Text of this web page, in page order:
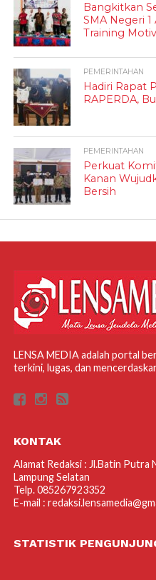
Bangkitkan
SMA Negeri
Training
PEMERINTAHAN
Hadiri Rapat
RAPERDA,
PEMERINTAHAN
Perkuat
Kanan
Bersih
LENSA MEDIA adalah portal
terkini, lugas, dan
KONTAK
Alamat Redaksi : Jl.Batin
Lampung Selatan
Telp. 085267923352
E-mail :
STATISTIK